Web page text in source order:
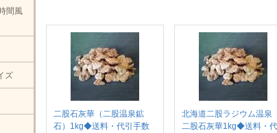
二股石灰華（二股温泉鉱
石）1kg◆送料・代引手数
北海道二股ラジウム温泉
二股石灰華1kg◆送料・代
間風
ズ